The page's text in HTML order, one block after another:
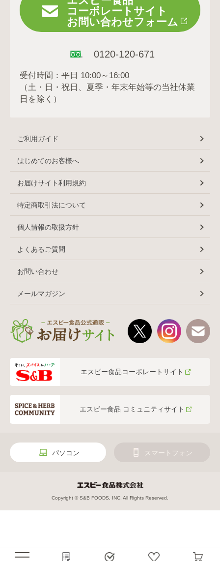
コーポレートサイト
お問い合わせフォーム
0120-120-671
受付時間：平日 10:00～16:00
（土・日・祝日、夏季・年末年始等の当社休業
日を除く）
ご利用ガイド
はじめてのお客様へ
お届けサイト利用規約
特定商取引法について
個人情報の取扱方針
よくあるご質問
お問い合わせ
メールマガジン
エスビー食品コーポレートサイト
エスビー食品 コミュニティサイト
パソコン スマートフォン
Copyright © S&B FOODS, INC. All Rights Reserved.